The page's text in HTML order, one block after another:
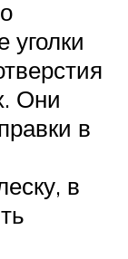
уголки
Они
в
в